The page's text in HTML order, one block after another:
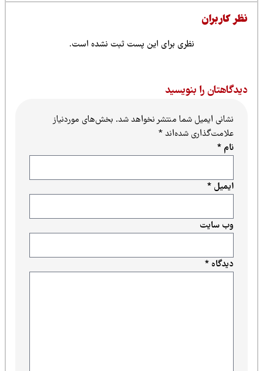
کاربران
نظری برای این پست ثبت نشده است.
را بنویسید
نشانی ایمیل شما منتشر نخواهد شد.بخش‌های موردنیاز
علامت‌گذاری شده‌اند*
دیدگاه*
ایمیل*
وب‌ سایت